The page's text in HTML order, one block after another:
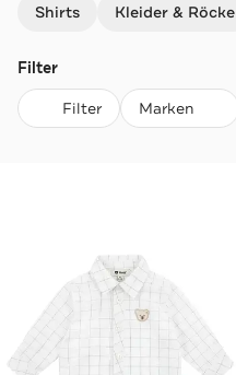
Shirts Kleider & Röcke
Filter
Filter Marken